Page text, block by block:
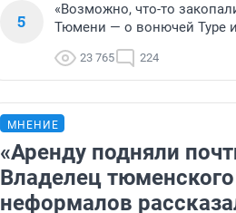
5
«Возможно, что-то
Тюмени — о вонючей Туре
23 765 224
МНЕНИЕ
«Аренду подняли
Владелец
неформалов